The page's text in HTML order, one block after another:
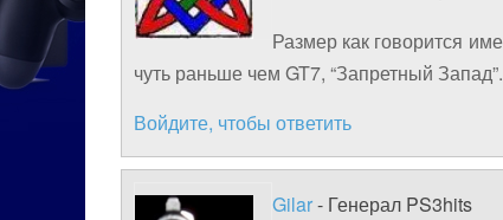
Размер как говорится
чуть раньше чем GT7, “Запретный Запад”.
Войдите, чтобы ответить
Gilar- Генерал PS3hits